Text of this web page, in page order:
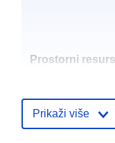
Prostorni
Prikaži više